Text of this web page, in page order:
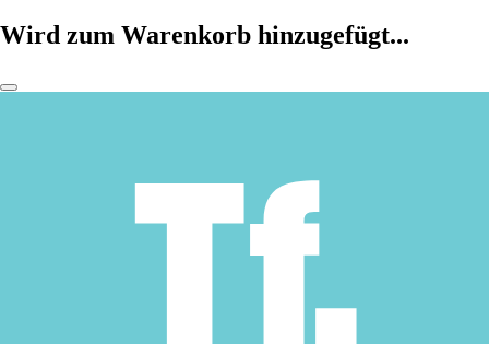
Wird zum Warenkorb hinzugefügt...